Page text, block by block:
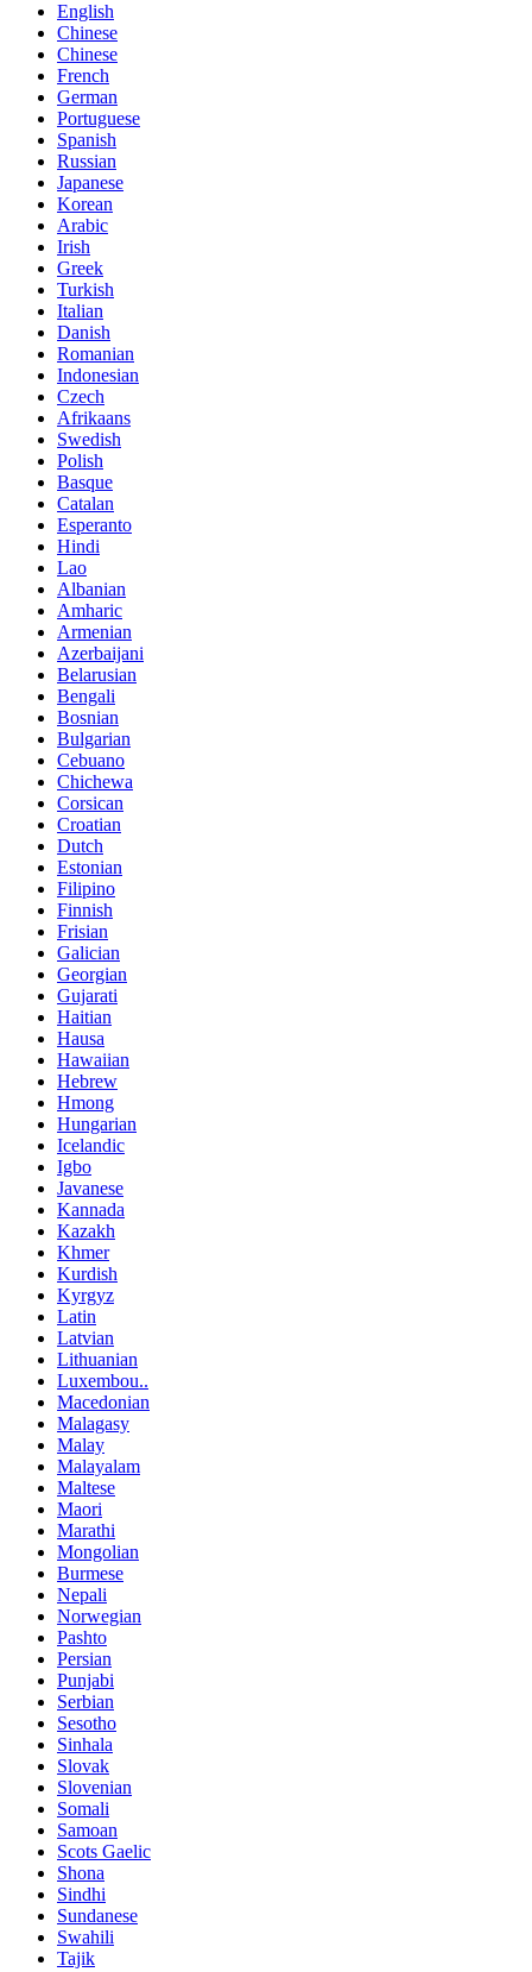
English
Chinese
Chinese
French
German
Portuguese
Spanish
Russian
Japanese
Korean
Arabic
Irish
Greek
Turkish
Italian
Danish
Romanian
Indonesian
Czech
Afrikaans
Swedish
Polish
Basque
Catalan
Esperanto
Hindi
Lao
Albanian
Amharic
Armenian
Azerbaijani
Belarusian
Bengali
Bosnian
Bulgarian
Cebuano
Chichewa
Corsican
Croatian
Dutch
Estonian
Filipino
Finnish
Frisian
Galician
Georgian
Gujarati
Haitian
Hausa
Hawaiian
Hebrew
Hmong
Hungarian
Icelandic
Igbo
Javanese
Kannada
Kazakh
Khmer
Kurdish
Kyrgyz
Latin
Latvian
Lithuanian
Luxembou..
Macedonian
Malagasy
Malay
Malayalam
Maltese
Maori
Marathi
Mongolian
Burmese
Nepali
Norwegian
Pashto
Persian
Punjabi
Serbian
Sesotho
Sinhala
Slovak
Slovenian
Somali
Samoan
Scots Gaelic
Shona
Sindhi
Sundanese
Swahili
Tajik